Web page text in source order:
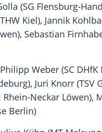
(SG Flensburg-
Kiel), Jannik
Sebastian
Weber (SC DHfK
Juri Knorr (TSV
Neckar Löwen),
Berlin)